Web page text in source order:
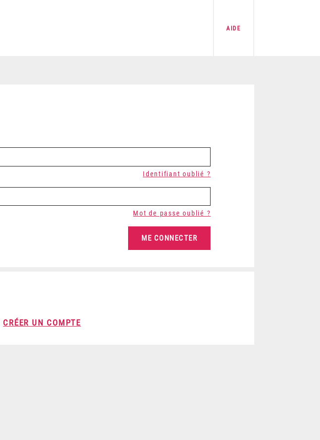
AIDE
Identifiant oublié ?
Mot de passe oublié ?
CRÉER UN COMPTE